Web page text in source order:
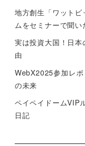
地方創生「ワット
ムをセミナーで聞い
実は投資大国！日
由
WebX2025参加レ
の未来
ペイペイドームVIP
日記